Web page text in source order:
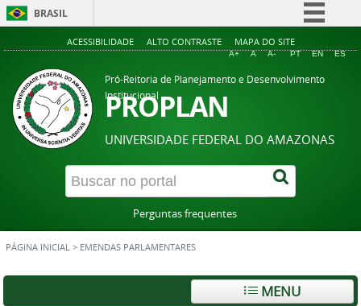
BRASIL
Simplifique!
Acesso à informação
Legislação
Canais
ACESSIBILIDADE ALTO CONTRASTE MAPA DO SITE
A+ A A- PT EN ES
Pró-Reitoria de Planejamento e Desenvolvimento
Institucional
PROPLAN
UNIVERSIDADE FEDERAL DO AMAZONAS
Perguntas frequentes
PÁGINA INICIAL > EMENDAS PARLAMENTARES
MENU